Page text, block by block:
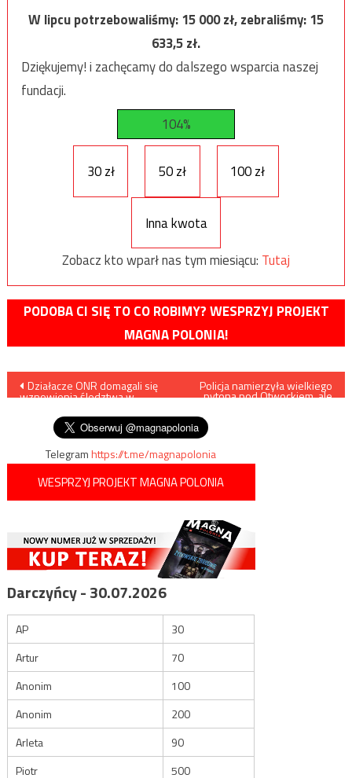
W lipcu potrzebowaliśmy:15 000zł, zebraliśmy:15
633,5zł.
Dziękujemy! i zachęcamy do dalszego wsparcia naszej
fundacji.
104%
30 zł 50 zł 100 zł
Inna kwota
Zobacz kto wparł nas tym miesiącu: Tutaj
PODOBA CI SIĘ TO CO ROBIMY? WESPRZYJ PROJEKT
MAGNA POLONIA!
Nawigacja
wpisu
Działacze ONR domagali się
wznowienia śledztwa w
Policja namierzyła wielkiego
pytona pod Otwockiem, ale
Telegramhttps://t.me/magnapolonia
WESPRZYJ PROJEKT MAGNA POLONIA
Darczyńcy - 30.07.2026
AP
30
Artur
70
Anonim
100
Anonim
200
Arleta
90
Piotr
500